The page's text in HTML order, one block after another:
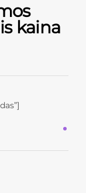
kaina